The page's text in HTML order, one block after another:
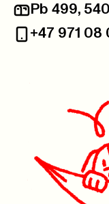
Postadresse:
Pb 499,
Telefon:
+47 971 08